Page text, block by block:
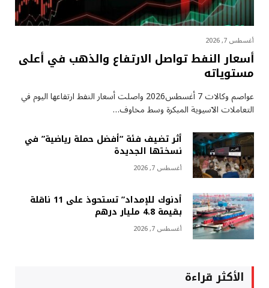
أغسطس 7, 2026
أسعار النفط تواصل الارتفاع والذهب في أعلى
مستوياته
عواصم وكالات 7 أغسطس2026 واصلت أسعار ⁠النفط ارتفاعها اليوم في
التعاملات الآسيوية المبكرة وسط مخاوف…
أثر تضيف فئة “أفضل حملة رياضية” في
نسختها الجديدة
أغسطس 7, 2026
أدنوك للإمداد” تستحوذ على 11 ناقلة
بقيمة 4.8 مليار درهم
أغسطس 7, 2026
الأكثر قراءة